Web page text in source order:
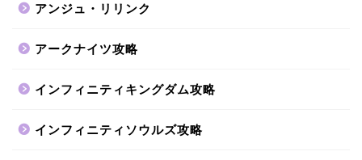
アンジュ・リリンク
アークナイツ攻略
インフィニティキングダム攻略
インフィニティソウルズ攻略